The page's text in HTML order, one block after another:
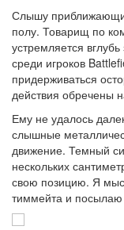
Слышу
полу. Товарищ по
устремляется
среди игроков
придерживаться
действия обречены
Ему не удалось
слышные
движение. Темный
нескольких
свою позицию. Я
тиммейта и посылаю